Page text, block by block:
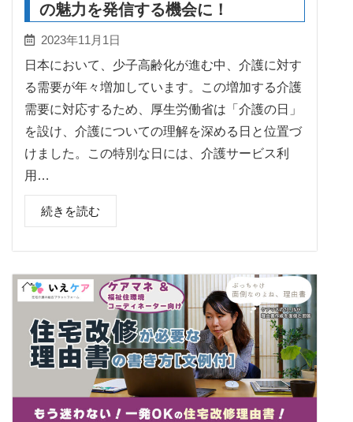
の魅力を発信する機会に！
2023年11月1日
日本において、少子高齢化が進む中、介護に対す
る需要が年々増加しています。この増加する介護
需要に対応するため、厚生労働省は「介護の日」
を設け、介護についての理解を深める日と位置づ
けました。この特別な日には、介護サービス利
用…
続きを読む